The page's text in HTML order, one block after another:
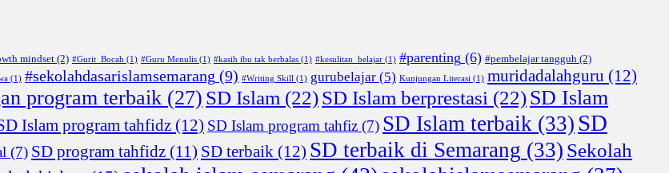
mindset (2) #Gurit_Bocah (1) #Guru Menulis (1) #kasih ibu tak berbalas (1) #kesulitan_belajar (1) #parenting (6) #pembelajar tangguh (2)
(1) #sekolahdasarislamsemarang (9) #Writing Skill (1) gurubelajar (5) Kunjungan Literasi (1) muridadalahguru (12)
program terbaik (27) SD Islam (22)SD Islam berprestasi (22)SD Islam
Islam program tahfidz (12) SD Islam program tahfiz (7) SD Islam terbaik (33) SD
(7) SD program tahfidz (11) SD terbaik (12) SD terbaik di Semarang (33) Sekolah